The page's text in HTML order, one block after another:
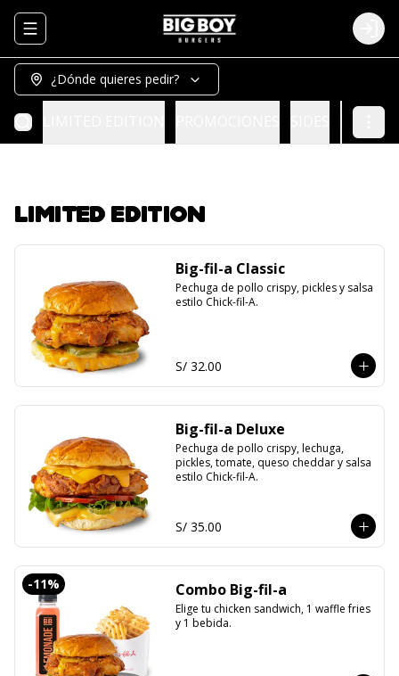
Abrir menu de navegación Login
¿Dónde quieres pedir?
LIMITED EDITION
Big-fil-a Classic
Pechuga de pollo crispy, pickles y salsa
estilo Chick-fil-A.
S/ 32.00
Big-fil-a Deluxe
Pechuga de pollo crispy, lechuga,
pickles, tomate, queso cheddar y salsa
estilo Chick-fil-A.
S/ 35.00
-11% Combo Big-fil-a
Elige tu chicken sandwich, 1 waffle fries
y 1 bebida.